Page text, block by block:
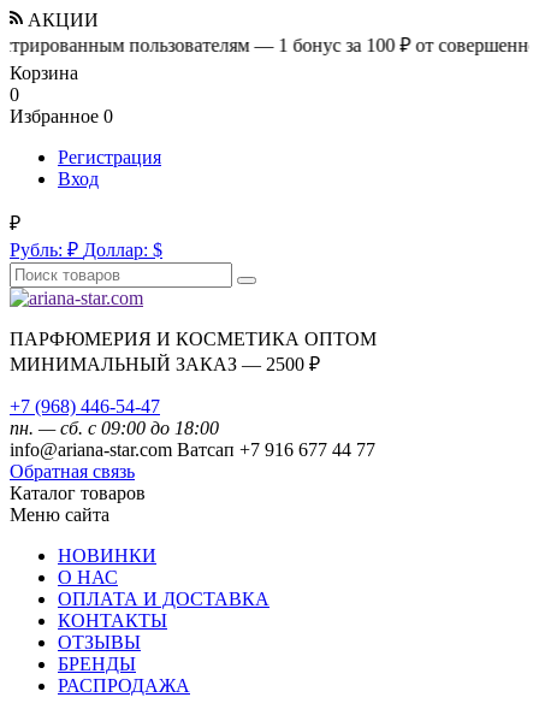
АКЦИИ
пользователям — 1 бонус за 100 ₽ от совершенной
Корзина
0
Избранное 0
Регистрация
Вход
₽
Рубль: ₽ Доллар: $
ПАРФЮМЕРИЯ И КОСМЕТИКА ОПТОМ
МИНИМАЛЬНЫЙ ЗАКАЗ — 2500 ₽
+7 (968) 446-54-47
пн. — сб. с 09:00 до 18:00
info@ariana-star.com Ватсап +7 916 677 44 77
Обратная связь
Каталог товаров
Меню сайта
НОВИНКИ
О НАС
ОПЛАТА И ДОСТАВКА
КОНТАКТЫ
ОТЗЫВЫ
БРЕНДЫ
РАСПРОДАЖА